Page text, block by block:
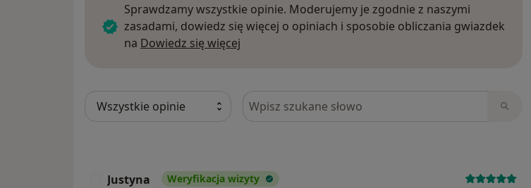
Sprawdzamy wszystkie opinie. Moderujemy je zgodnie z naszymi
zasadami, dowiedz się więcej o opiniach i sposobie obliczania gwiazdek
na Dowiedz się więcej
Szukaj w opiniach
Justyna Weryfikacja wizyty